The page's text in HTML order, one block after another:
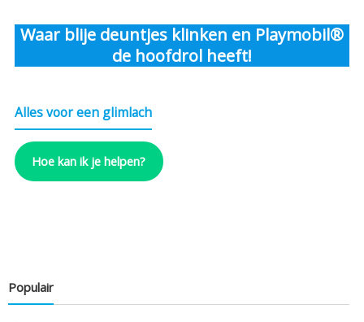
Waar blije deuntjes klinken en Playmobil®
de hoofdrol heeft!
Alles voor een glimlach
Hoe kan ik je helpen?
Populair